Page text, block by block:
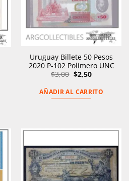
Uruguay Billete 50 Pesos
2020 P-102 Polimero UNC
$3,00 El
precio
era:
$3,00.
$2,50El
es:
$2,50.
AÑADIR AL CARRITO